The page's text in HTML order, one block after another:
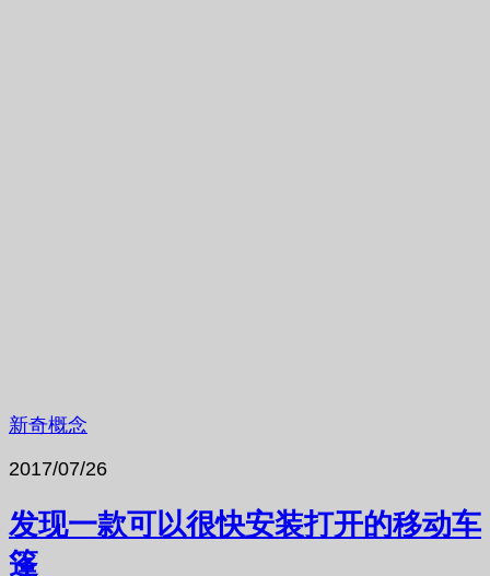
新奇概念
2017/07/26
发现一款可以很快安装打开的移动车
篷